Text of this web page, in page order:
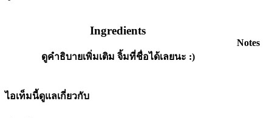
Ingredients
ดูคำธิบายเพิ่มเติม จิ้มที่ชื่อได้เลยนะ :)
Notes
ไอเท็มนี้ดูแลเกี่ยวกับ